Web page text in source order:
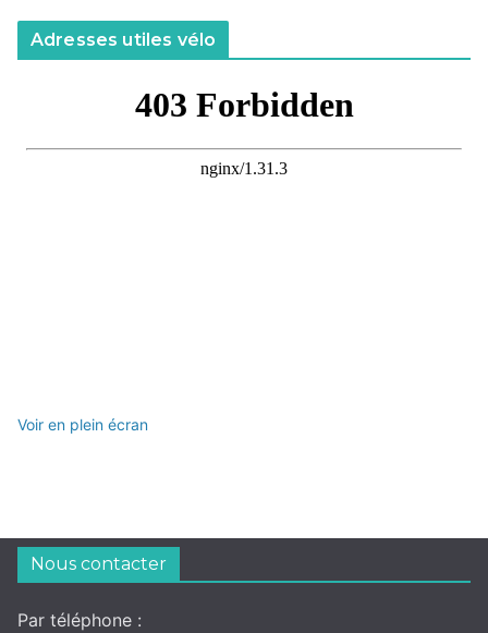
Adresses utiles vélo
Voir en plein écran
Nous contacter
Par téléphone :